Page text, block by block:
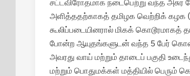
சட்டவிரோதமாக நடைபெற்று வந்த அசுர
அளித்ததற்காகத் தமிழக வெற்றிக் கழக
கூலிப்படையினரால் மிகக் கொடூரமாகத்
போன்ற ஆயுதங்களுடன் வந்த 5 பேர்
அவரது வாய் மற்றும் தாடைப் பகுதி
மற்றும் பொதுமக்கள் மத்தியில் பெரும்